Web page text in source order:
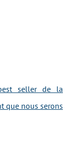
seller de la
que nous serons